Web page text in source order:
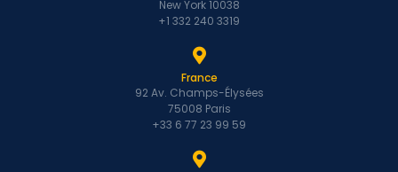
New York 10038
+1 332 240 3319
France
92 Av. Champs-Élysées
75008 Paris
+33 6 77 23 99 59